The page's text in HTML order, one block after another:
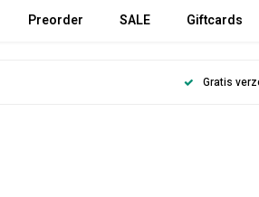
Preorder SALE Giftcards
Gratis